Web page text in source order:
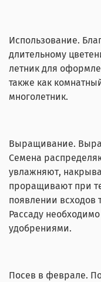
Использование.
длительному
летник для
также как
многолетник.
Выращивание.
Семена
увлажняют,
проращивают при
появлении всходов
Рассаду
удобрениями.
Посев в феврале.